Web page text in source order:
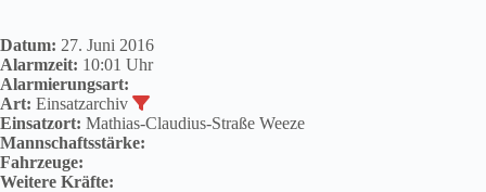
Datum: 27. Juni 2016
Alarmzeit: 10:01 Uhr
Alarmierungsart:
Art: Einsatzarchiv
Einsatzort: Mathias-Claudius-Straße Weeze
Mannschaftsstärke:
Fahrzeuge:
Weitere Kräfte: